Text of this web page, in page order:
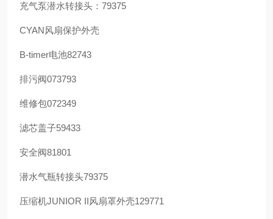
充气泵潜水转接头：79375
CYAN风扇保护外壳
B-timer电池82743
排污阀073793
维修包072349
滤芯盖子59433
安全阀81801
潜水气瓶转接头79375
压缩机JUNIOR II风扇罩外壳129771